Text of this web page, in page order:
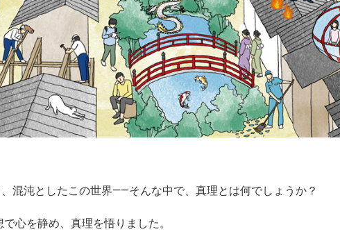
混沌としたこの世界――そんな中で、真理とは何でしょうか？
心を静め、真理を悟りました。